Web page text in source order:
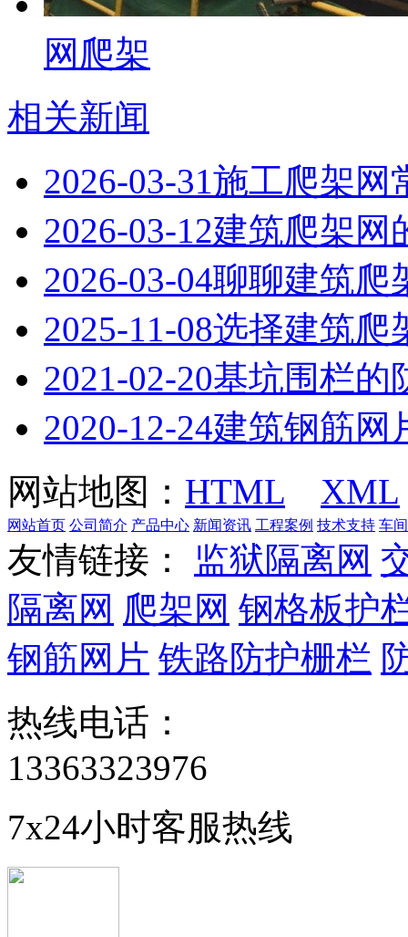
网爬架
相关新闻
2026-03-31施工爬架网
2026-03-12建筑爬架网
2026-03-04聊聊建筑爬
2025-11-08选择建筑爬
2021-02-20基坑围栏的
2020-12-24建筑钢筋网
网站地图： HTML XML
网站首页 公司简介 产品中心 新闻资讯 工程案例 技术支持 车
友情链接： 监狱隔离网
隔离网 爬架网 钢格板护
钢筋网片 铁路防护栅栏
热线电话：
13363323976
7x24小时客服热线